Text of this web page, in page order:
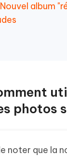
album
photos
noter que la